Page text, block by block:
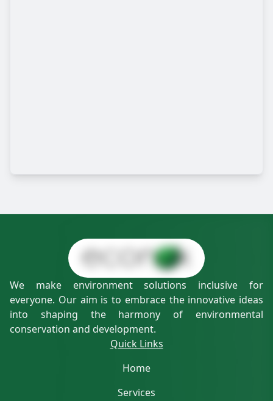
We make environment solutions inclusive for
everyone. Our aim is to embrace the innovative ideas
into shaping the harmony of environmental
conservation and development.
Quick Links
Home
Services